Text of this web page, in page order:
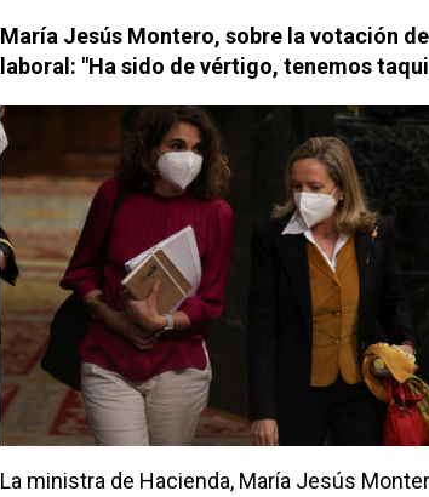
María Jesús Montero, sobre la votación
laboral: "Ha sido de vértigo, tenemos
La ministra de Hacienda, María Jesús